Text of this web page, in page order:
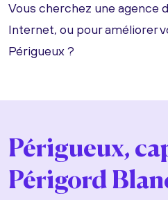
Vous cherchez une agence
Internet, ou pour améliorer
Périgueux ?
Périgueux,
Périgord